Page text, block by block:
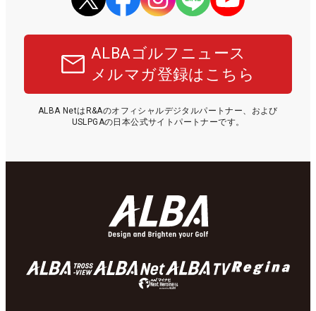
ALBAゴルフニュース
メルマガ登録はこちら
ALBA NetはR&Aのオフィシャルデジタルパートナー、および
USLPGAの日本公式サイトパートナーです。